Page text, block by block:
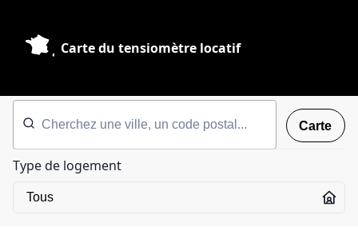
Carte du tensiomètre locatif
Carte
Type de logement